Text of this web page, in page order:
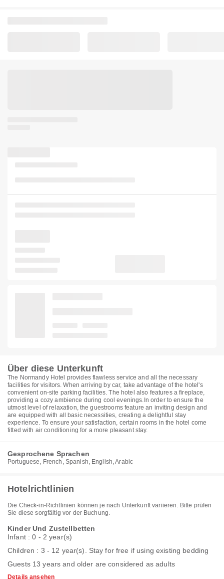
Über diese Unterkunft
The Normandy Hotel provides flawless service and all the necessary
facilities for visitors. When arriving by car, take advantage of the hotel's
convenient on-site parking facilities. The hotel also features a fireplace,
providing a cozy ambience during cool evenings.In order to ensure the
utmost level of relaxation, the guestrooms feature an inviting design and
are equipped with all basic necessities, creating a delightful stay
experience. To ensure your satisfaction, certain rooms in the hotel come
fitted with air conditioning for a more pleasant stay.
Gesprochene Sprachen
Portuguese, French, Spanish, English, Arabic
Hotelrichtlinien
Die Check-in-Richtlinien können je nach Unterkunft variieren. Bitte prüfen
Sie diese sorgfältig vor der Buchung.
Kinder Und Zustellbetten
Infant : 0 - 2 year(s)
Children : 3 - 12 year(s). Stay for free if using existing bedding
Guests 13 years and older are considered as adults
Details ansehen